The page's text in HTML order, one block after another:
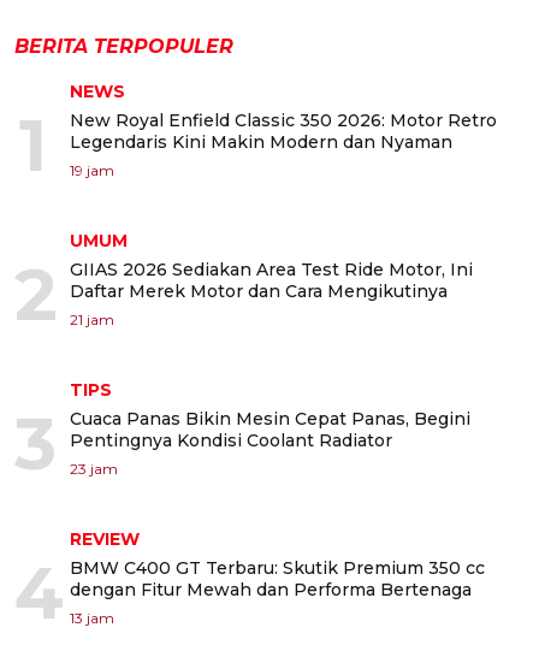
BERITA TERPOPULER
1
NEWS
New Royal Enfield Classic 350 2026: Motor Retro
Legendaris Kini Makin Modern dan Nyaman
19 jam
2
UMUM
GIIAS 2026 Sediakan Area Test Ride Motor, Ini
Daftar Merek Motor dan Cara Mengikutinya
21 jam
3
TIPS
Cuaca Panas Bikin Mesin Cepat Panas, Begini
Pentingnya Kondisi Coolant Radiator
23 jam
4
REVIEW
BMW C400 GT Terbaru: Skutik Premium 350 cc
dengan Fitur Mewah dan Performa Bertenaga
13 jam